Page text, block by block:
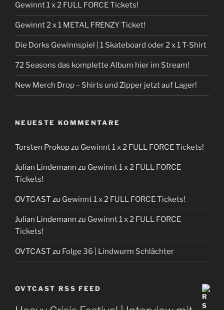
Gewinnt 1 x 2 FULL FORCE Tickets!
Gewinnt 2 x 1 METAL FRENZY Ticket!
Die Dorks Gewinnspiel | 1 Skateboard oder 2 x 1 T-Shirt
72 Seasons das komplette Album hier im Stream!
New Merch Drop – Shirts und Zipper jetzt auf Lager!
NEUESTE KOMMENTARE
Torsten Prokopzu Gewinnt 1 x 2 FULL FORCE Tickets!
Julian Lindemann zu Gewinnt 1 x 2 FULL FORCE
Tickets!
OVTCAST zu Gewinnt 1 x 2 FULL FORCE Tickets!
Julian Lindemann zu Gewinnt 1 x 2 FULL FORCE
Tickets!
OVTCAST zu Folge 36 | Lindwurm Schlächter
OVTCAST RSS FEED